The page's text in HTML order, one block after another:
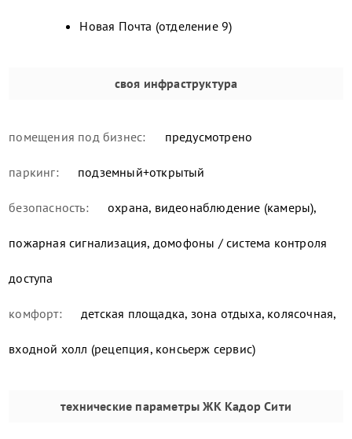
Новая Почта (отделение 9)
своя инфраструктура
помещения под бизнес: предусмотрено
паркинг: подземный+открытый
безопасность: охрана, видеонаблюдение (камеры),
пожарная сигнализация, домофоны / система контроля
доступа
комфорт: детская площадка, зона отдыха, колясочная,
входной холл (рецепция, консьерж сервис)
технические параметры ЖК Кадор Сити